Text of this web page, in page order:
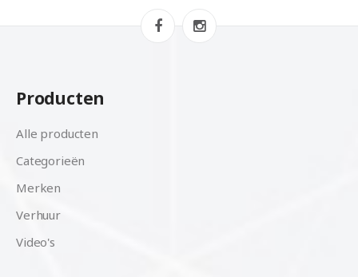
Producten
Alle producten
Categorieën
Merken
Verhuur
Video's